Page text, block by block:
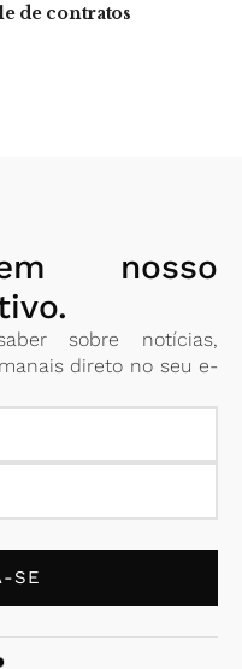
de contratos
nosso
sobre notícias,
direto no seu e-
SE